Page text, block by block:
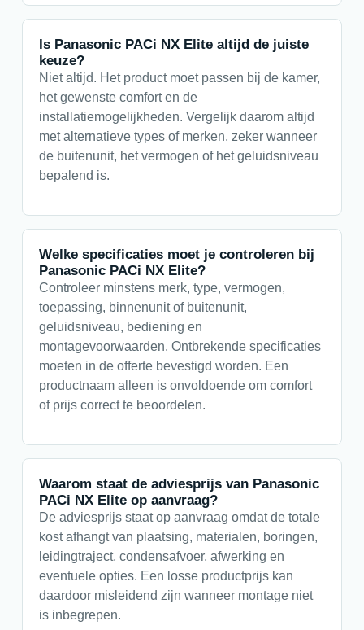
Is Panasonic PACi NX Elite altijd de juiste
keuze?
Niet altijd. Het product moet passen bij de kamer,
het gewenste comfort en de
installatiemogelijkheden. Vergelijk daarom altijd
met alternatieve types of merken, zeker wanneer
de buitenunit, het vermogen of het geluidsniveau
bepalend is.
Welke specificaties moet je controleren bij
Panasonic PACi NX Elite?
Controleer minstens merk, type, vermogen,
toepassing, binnenunit of buitenunit,
geluidsniveau, bediening en
montagevoorwaarden. Ontbrekende specificaties
moeten in de offerte bevestigd worden. Een
productnaam alleen is onvoldoende om comfort
of prijs correct te beoordelen.
Waarom staat de adviesprijs van Panasonic
PACi NX Elite op aanvraag?
De adviesprijs staat op aanvraag omdat de totale
kost afhangt van plaatsing, materialen, boringen,
leidingtraject, condensafvoer, afwerking en
eventuele opties. Een losse productprijs kan
daardoor misleidend zijn wanneer montage niet
is inbegrepen.